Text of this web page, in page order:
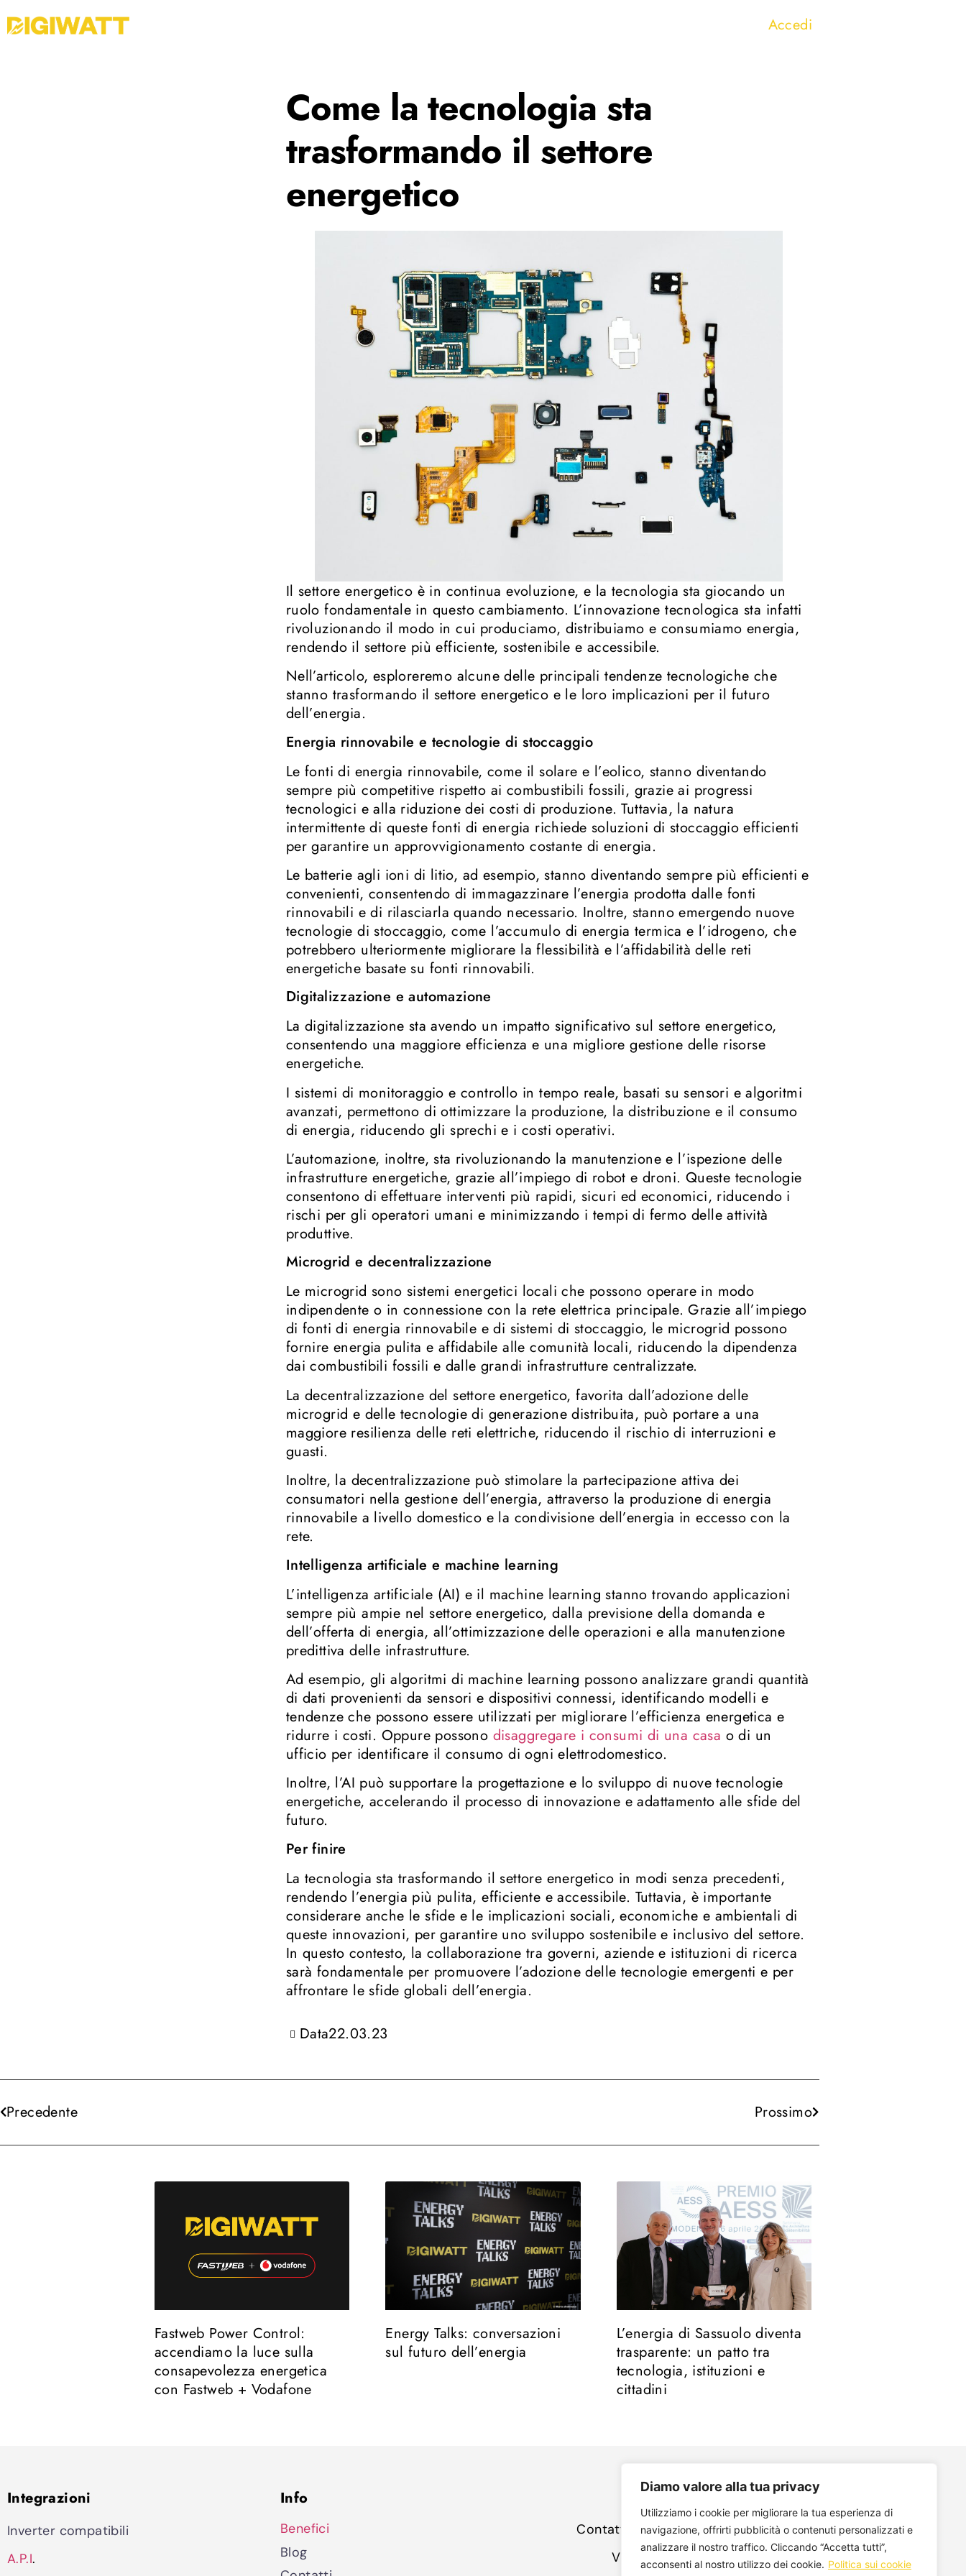
Diamo valore alla tua privacy
Utilizziamo i cookie per migliorare la tua esperienza di
navigazione, offrirti pubblicità o contenuti personalizzati e
analizzare il nostro traffico. Cliccando “Accetta tutti”,
acconsenti al nostro utilizzo dei cookie. Politica sui cookie
Accedi
Come la tecnologia sta
trasformando il settore
energetico
Il settore energetico è in continua evoluzione, e la tecnologia sta giocando un
ruolo fondamentale in questo cambiamento. L’innovazione tecnologica sta infatti
rivoluzionando il modo in cui produciamo, distribuiamo e consumiamo energia,
rendendo il settore più efficiente, sostenibile e accessibile.
Nell’articolo, esploreremo alcune delle principali tendenze tecnologiche che
stanno trasformando il settore energetico e le loro implicazioni per il futuro
dell’energia.
Energia rinnovabile e tecnologie di stoccaggio
Le fonti di energia rinnovabile, come il solare e l’eolico, stanno diventando
sempre più competitive rispetto ai combustibili fossili, grazie ai progressi
tecnologici e alla riduzione dei costi di produzione. Tuttavia, la natura
intermittente di queste fonti di energia richiede soluzioni di stoccaggio efficienti
per garantire un approvvigionamento costante di energia.
Le batterie agli ioni di litio, ad esempio, stanno diventando sempre più efficienti e
convenienti, consentendo di immagazzinare l’energia prodotta dalle fonti
rinnovabili e di rilasciarla quando necessario. Inoltre, stanno emergendo nuove
tecnologie di stoccaggio, come l’accumulo di energia termica e l’idrogeno, che
potrebbero ulteriormente migliorare la flessibilità e l’affidabilità delle reti
energetiche basate su fonti rinnovabili.
Digitalizzazione e automazione
La digitalizzazione sta avendo un impatto significativo sul settore energetico,
consentendo una maggiore efficienza e una migliore gestione delle risorse
energetiche.
I sistemi di monitoraggio e controllo in tempo reale, basati su sensori e algoritmi
avanzati, permettono di ottimizzare la produzione, la distribuzione e il consumo
di energia, riducendo gli sprechi e i costi operativi.
L’automazione, inoltre, sta rivoluzionando la manutenzione e l’ispezione delle
infrastrutture energetiche, grazie all’impiego di robot e droni. Queste tecnologie
consentono di effettuare interventi più rapidi, sicuri ed economici, riducendo i
rischi per gli operatori umani e minimizzando i tempi di fermo delle attività
produttive.
Microgrid e decentralizzazione
Le microgrid sono sistemi energetici locali che possono operare in modo
indipendente o in connessione con la rete elettrica principale. Grazie all’impiego
di fonti di energia rinnovabile e di sistemi di stoccaggio, le microgrid possono
fornire energia pulita e affidabile alle comunità locali, riducendo la dipendenza
dai combustibili fossili e dalle grandi infrastrutture centralizzate.
La decentralizzazione del settore energetico, favorita dall’adozione delle
microgrid e delle tecnologie di generazione distribuita, può portare a una
maggiore resilienza delle reti elettriche, riducendo il rischio di interruzioni e
guasti.
Inoltre, la decentralizzazione può stimolare la partecipazione attiva dei
consumatori nella gestione dell’energia, attraverso la produzione di energia
rinnovabile a livello domestico e la condivisione dell’energia in eccesso con la
rete.
Intelligenza artificiale e machine learning
L’intelligenza artificiale (AI) e il machine learning stanno trovando applicazioni
sempre più ampie nel settore energetico, dalla previsione della domanda e
dell’offerta di energia, all’ottimizzazione delle operazioni e alla manutenzione
predittiva delle infrastrutture.
Ad esempio, gli algoritmi di machine learning possono analizzare grandi quantità
di dati provenienti da sensori e dispositivi connessi, identificando modelli e
tendenze che possono essere utilizzati per migliorare l’efficienza energetica e
ridurre i costi. Oppure possono disaggregare i consumi di una casa o di un
ufficio per identificare il consumo di ogni elettrodomestico.
Inoltre, l’AI può supportare la progettazione e lo sviluppo di nuove tecnologie
energetiche, accelerando il processo di innovazione e adattamento alle sfide del
futuro.
Per finire
La tecnologia sta trasformando il settore energetico in modi senza precedenti,
rendendo l’energia più pulita, efficiente e accessibile. Tuttavia, è importante
considerare anche le sfide e le implicazioni sociali, economiche e ambientali di
queste innovazioni, per garantire uno sviluppo sostenibile e inclusivo del settore.
In questo contesto, la collaborazione tra governi, aziende e istituzioni di ricerca
sarà fondamentale per promuovere l’adozione delle tecnologie emergenti e per
affrontare le sfide globali dell’energia.
Data22.03.23
Precedente Prossimo
Fastweb Power Control:
accendiamo la luce sulla
consapevolezza energetica
con Fastweb + Vodafone
Energy Talks: conversazioni
sul futuro dell’energia
L’energia di Sassuolo diventa
trasparente: un patto tra
tecnologia, istituzioni e
cittadini
Integrazioni
Inverter compatibili
A.P.I.
Info
Benefici
Blog
©2026, Veos AI
Contattaci a: info (at) digiwatt.energy
Viale Piave 21, 20129 Milano Italy